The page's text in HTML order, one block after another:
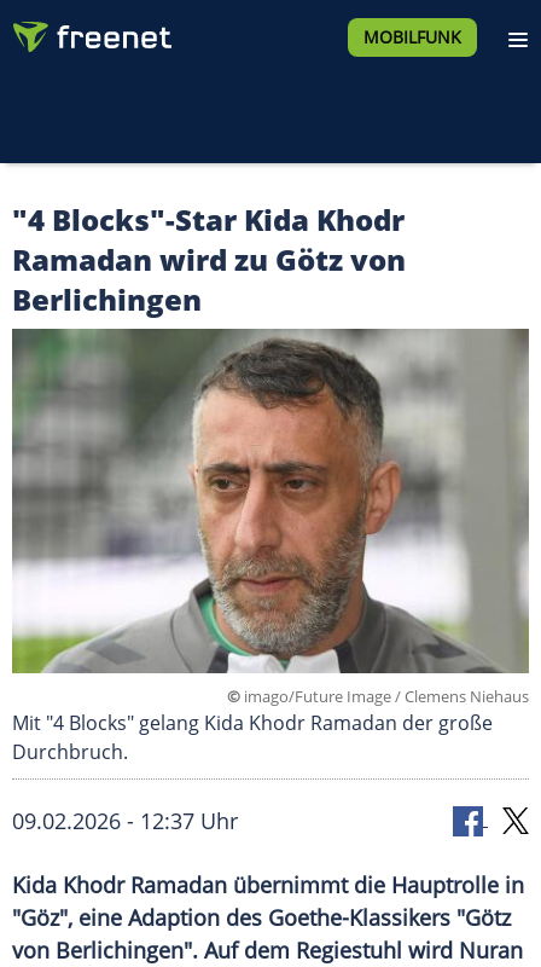
MOBILFUNK
"4 Blocks"-Star Kida Khodr
Ramadan wird zu Götz von
Berlichingen
© imago/Future Image / Clemens Niehaus
Mit "4 Blocks" gelang Kida Khodr Ramadan der große
Durchbruch.
09.02.2026 - 12:37 Uhr
Kida Khodr Ramadan übernimmt die Hauptrolle in
"Göz", eine Adaption des Goethe-Klassikers "Götz
von Berlichingen". Auf dem Regiestuhl wird Nuran